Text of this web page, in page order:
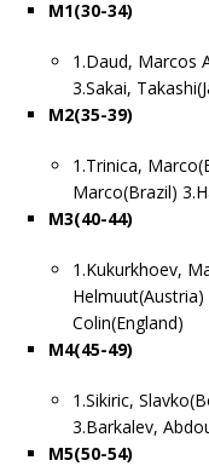
M1(30-34)
1.Daud, Marcos
3.Sakai,
M2(35-39)
1.Trinica,
Marco(Brazil)
M3(40-44)
1.Kukurkhoev,
Helmuut(Austria)
Colin(England)
M4(45-49)
1.Sikiric,
3.Barkalev,
M5(50-54)